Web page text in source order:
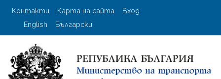
Премини
User account menu
Контакти Карта на сайта
Вход
English
Български